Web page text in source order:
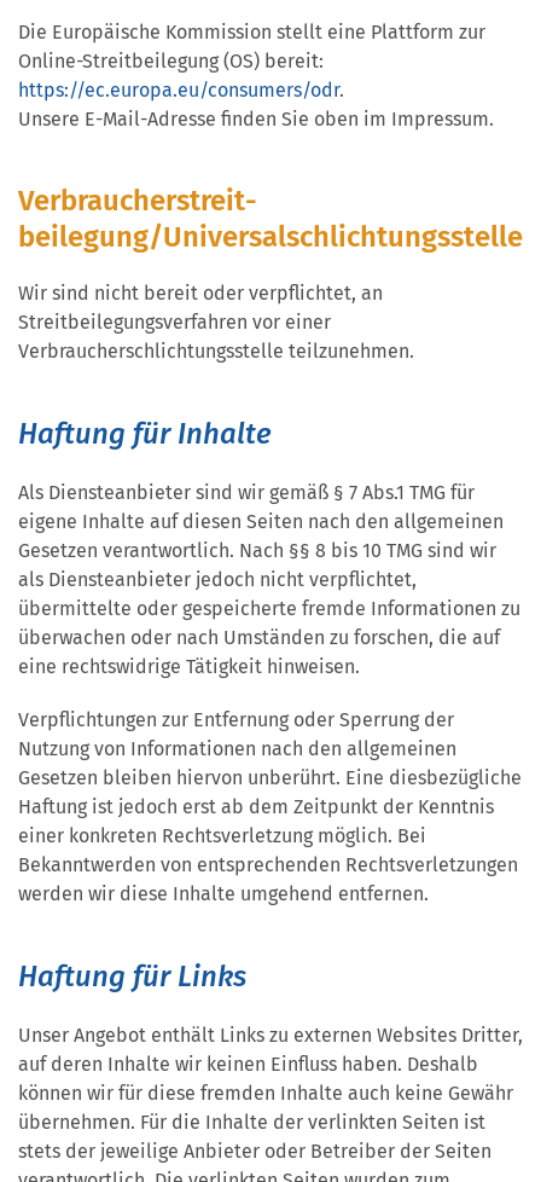
Die Europäische Kommission stellt eine Plattform zur
Online-Streitbeilegung (OS) bereit:
https://ec.europa.eu/consumers/odr.
Unsere E-Mail-Adresse finden Sie oben im Impressum.
Verbraucher­streit­
beilegung/Universal­schlichtungs­stelle
Wir sind nicht bereit oder verpflichtet, an
Streitbeilegungsverfahren vor einer
Verbraucherschlichtungsstelle teilzunehmen.
Haftung für Inhalte
Als Diensteanbieter sind wir gemäß § 7 Abs.1 TMG für
eigene Inhalte auf diesen Seiten nach den allgemeinen
Gesetzen verantwortlich. Nach §§ 8 bis 10 TMG sind wir
als Diensteanbieter jedoch nicht verpflichtet,
übermittelte oder gespeicherte fremde Informationen zu
überwachen oder nach Umständen zu forschen, die auf
eine rechtswidrige Tätigkeit hinweisen.
Verpflichtungen zur Entfernung oder Sperrung der
Nutzung von Informationen nach den allgemeinen
Gesetzen bleiben hiervon unberührt. Eine diesbezügliche
Haftung ist jedoch erst ab dem Zeitpunkt der Kenntnis
einer konkreten Rechtsverletzung möglich. Bei
Bekanntwerden von entsprechenden Rechtsverletzungen
werden wir diese Inhalte umgehend entfernen.
Haftung für Links
Unser Angebot enthält Links zu externen Websites Dritter,
auf deren Inhalte wir keinen Einfluss haben. Deshalb
können wir für diese fremden Inhalte auch keine Gewähr
übernehmen. Für die Inhalte der verlinkten Seiten ist
stets der jeweilige Anbieter oder Betreiber der Seiten